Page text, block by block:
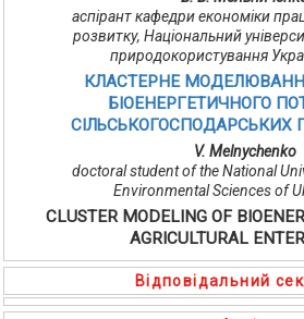
аспірант кафедри економіки
розвитку, Національний
природокористування
КЛАСТЕРНЕ
БІОЕНЕРГЕТИЧНОГО
СІЛЬСЬКОГОСПОДАРСЬКИХ
V. Melnychenko
doctoral student of the National
Environmental Sciences of
CLUSTER MODELING OF
AGRICULTURAL
Відповідальний